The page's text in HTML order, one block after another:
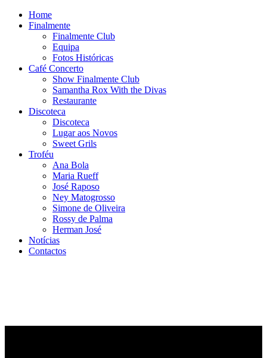
Home
Finalmente
Finalmente Club
Equipa
Fotos Históricas
Café Concerto
Show Finalmente Club
Samantha Rox With the Divas
Restaurante
Discoteca
Discoteca
Lugar aos Novos
Sweet Grils
Troféu
Ana Bola
Maria Rueff
José Raposo
Ney Matogrosso
Simone de Oliveira
Rossy de Palma
Herman José
Notícias
Contactos